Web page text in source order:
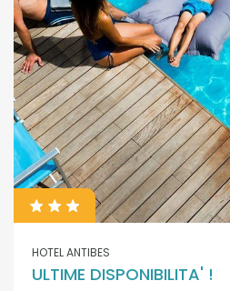
HOTEL ANTIBES
ULTIME DISPONIBILITA' !